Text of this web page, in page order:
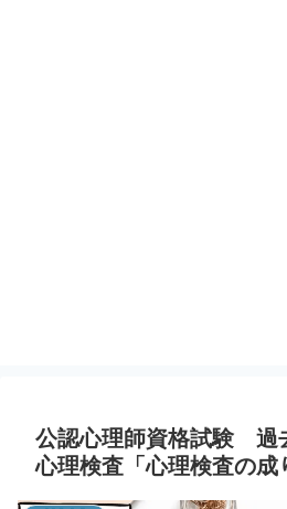
公認心理師資格試験
心理検査「心理検査の成